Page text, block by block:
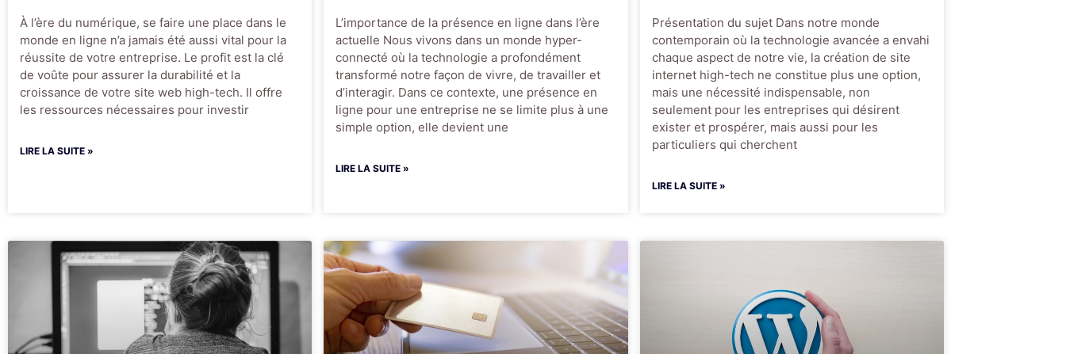
À l’ère du numérique, se faire une place dans le
monde en ligne n’a jamais été aussi vital pour la
réussite de votre entreprise. Le profit est la clé
de voûte pour assurer la durabilité et la
croissance de votre site web high-tech. Il offre
les ressources nécessaires pour investir
LIRE LA SUITE »
L’importance de la présence en ligne dans l’ère
actuelle Nous vivons dans un monde hyper-
connecté où la technologie a profondément
transformé notre façon de vivre, de travailler et
d’interagir. Dans ce contexte, une présence en
ligne pour une entreprise ne se limite plus à une
simple option, elle devient une
LIRE LA SUITE »
Présentation du sujet Dans notre monde
contemporain où la technologie avancée a envahi
chaque aspect de notre vie, la création de site
internet high-tech ne constitue plus une option,
mais une nécessité indispensable, non
seulement pour les entreprises qui désirent
exister et prospérer, mais aussi pour les
particuliers qui cherchent
LIRE LA SUITE »